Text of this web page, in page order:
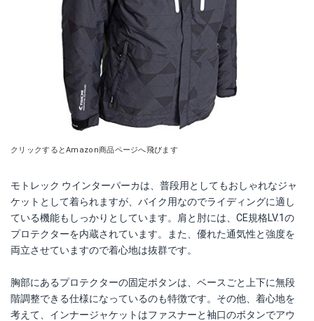
クリックするとAmazon商品ページへ飛びます
モトレック ウインターパーカは、普段用としてもおしゃれなジャ
ケットとして着られますが、バイク用なのでライディングに適し
ている機能もしっかりとしています。肩と肘には、CE規格LV.1の
プロテクターを内蔵されています。また、優れた通気性と強度を
両立させていますので着心地は抜群です。
胸部にあるプロテクターの固定ボタンは、ベースごと上下に無段
階調整できる仕様になっているのも特徴です。その他、着心地を
考えて、インナージャケットはファスナーと袖口のボタンでアウ